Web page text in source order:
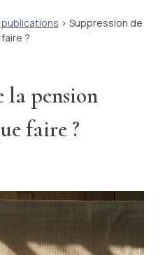
> Suppression de
?
la pension
faire ?